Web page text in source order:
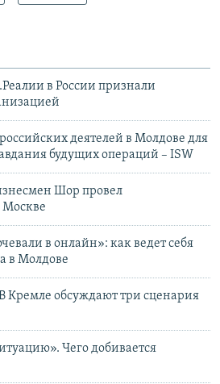
в России признали
деятелей в Молдове для
будущих операций – ISW
Шор провел
Москве
в онлайн»: как ведет себя
в Молдове
Кремле обсуждают три сценария
Чего добивается